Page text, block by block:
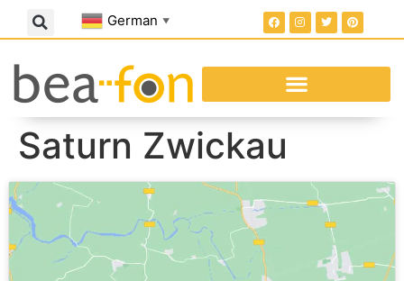
German ▼
Saturn Zwickau